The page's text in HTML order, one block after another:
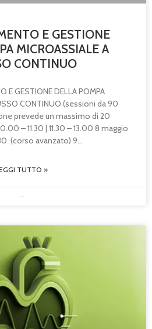
E GESTIONE
MICROASSIALE A
CONTINUO
E GESTIONE DELLA POMPA
CONTINUO (sessioni da 90
prevede un massimo di 20
– 11.30 | 11.30 – 13.00 8 maggio
(corso avanzato) 9
TUTTO »